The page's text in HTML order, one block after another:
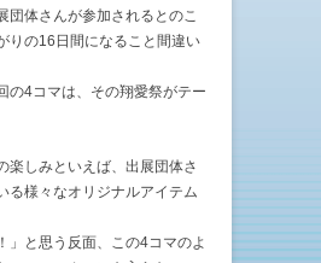
団体さんが参加されるとのこ
りの16日間になること間違い
の4コマは、その翔愛祭がテー
楽しみといえば、出展団体さ
る様々なオリジナルアイテム
」と思う反面、この4コマのよ